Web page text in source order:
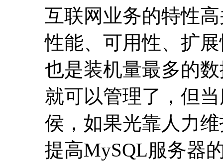
互联网业务的特性
性能、可用性、扩
也是装机量最多的
就可以管理了，但
侯，如果光靠人力
提高MySQL服务器